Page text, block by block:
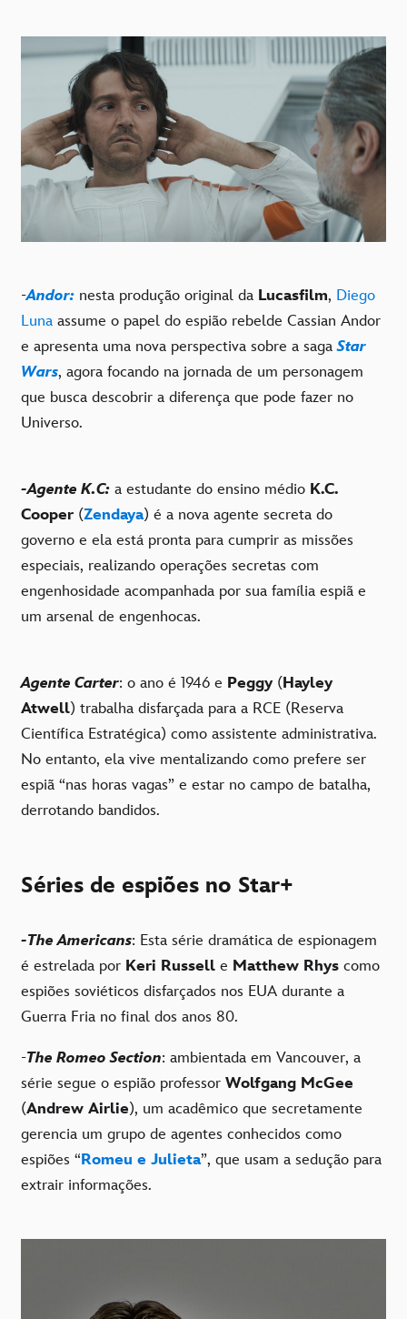
-Andor: nesta produção original da Lucasfilm, Diego
Luna assume o papel do espião rebelde Cassian Andor
e apresenta uma nova perspectiva sobre a sagaStar
Wars, agora focando na jornada de um personagem
que busca descobrir a diferença que pode fazer no
Universo.
-Agente K.C: a estudante do ensino médio K.C.
Cooper (Zendaya) é a nova agente secreta do
governo e ela está pronta para cumprir as missões
especiais, realizando operações secretas com
engenhosidade acompanhada por sua família espiã e
um arsenal de engenhocas.
Agente Carter: o ano é 1946 e Peggy (Hayley
Atwell) trabalha disfarçada para a RCE (Reserva
Científica Estratégica) como assistente administrativa.
No entanto, ela vive mentalizando como prefere ser
espiã “nas horas vagas” e estar no campo de batalha,
derrotando bandidos.
Séries de espiões no Star+
-The Americans: Esta série dramática de espionagem
é estrelada por Keri Russell e Matthew Rhys como
espiões soviéticos disfarçados nos EUA durante a
Guerra Fria no final dos anos 80.
-The Romeo Section: ambientada em Vancouver, a
série segue o espião professor Wolfgang McGee
(Andrew Airlie), um acadêmico que secretamente
gerencia um grupo de agentes conhecidos como
espiões “Romeu e Julieta”, que usam a sedução para
extrair informações.